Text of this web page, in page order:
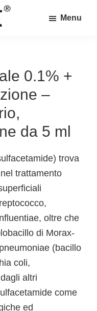
Menu
0.1% +
–
da 5 ml
trova
trattamento
oltre che
di Morax-
(bacillo
coli,
altri
come
ed